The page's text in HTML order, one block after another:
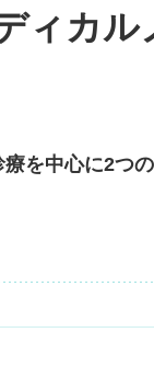
ィカル
を中心に2つ